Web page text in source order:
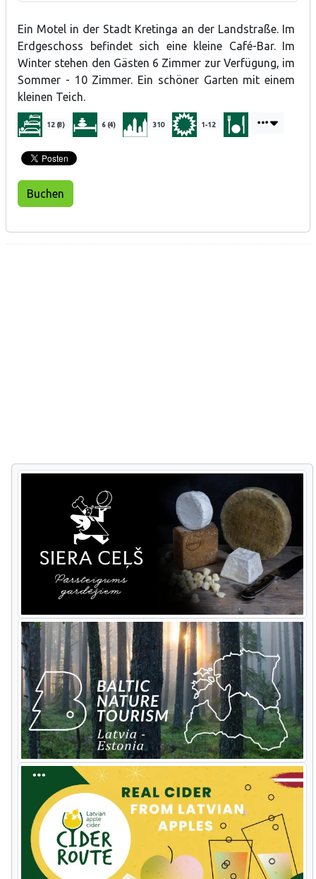
Ein Motel in der Stadt Kretinga an der Landstraße. Im
Erdgeschoss befindet sich eine kleine Café-Bar. Im
Winter stehen den Gästen 6 Zimmer zur Verfügung, im
Sommer - 10 Zimmer. Ein schöner Garten mit einem
kleinen Teich.
12 (8) 6 (4) 310 1-12
Buchen